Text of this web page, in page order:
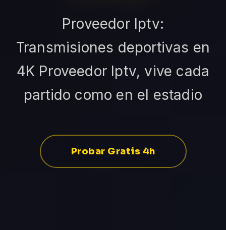
Proveedor Iptv:
Transmisiones deportivas en
4K Proveedor Iptv, vive cada
partido como en el estadio
Probar Gratis 4h